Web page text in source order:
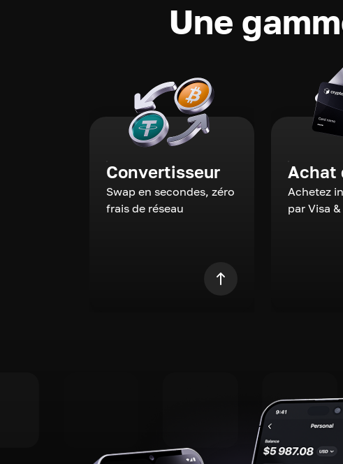
Une
Convertisseur
Swap en secondes, zéro
frais de réseau
Achat
Achetez
par Visa